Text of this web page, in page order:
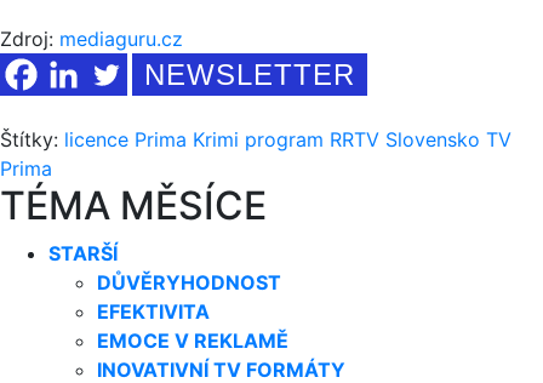
Zdroj: mediaguru.cz
NEWSLETTER
Štítky: licence Prima Krimi program RRTV Slovensko TV
Prima
TÉMA MĚSÍCE
STARŠÍ
DŮVĚRYHODNOST
EFEKTIVITA
EMOCE V REKLAMĚ
INOVATIVNÍ TV FORMÁTY